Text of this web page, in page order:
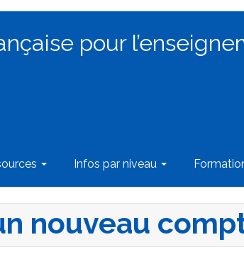
pour
Infos par niveau
nouveau